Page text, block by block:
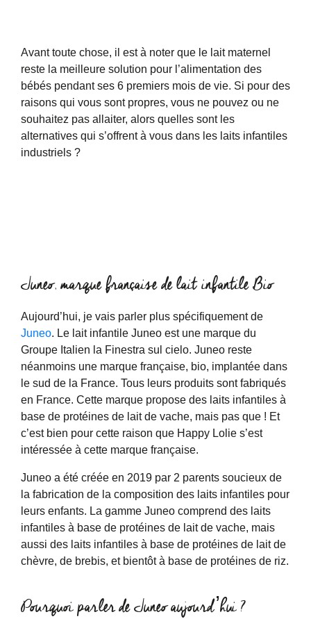
Avant toute chose, il est à noter que le lait maternel
reste la meilleure solution pour l’alimentation des
bébés pendant ses 6 premiers mois de vie. Si pour des
raisons qui vous sont propres, vous ne pouvez ou ne
souhaitez pas allaiter, alors quelles sont les
alternatives qui s’offrent à vous dans les laits infantiles
industriels ?
Juneo, marque française de lait infantile Bio
Aujourd’hui, je vais parler plus spécifiquement de
Juneo. Le lait infantile Juneo est une marque du
Groupe Italien la Finestra sul cielo. Juneo reste
néanmoins une marque française, bio, implantée dans
le sud de la France. Tous leurs produits sont fabriqués
en France. Cette marque propose des laits infantiles à
base de protéines de lait de vache, mais pas que ! Et
c’est bien pour cette raison que Happy Lolie s’est
intéressée à cette marque française.
Juneo a été créée en 2019 par 2 parents soucieux de
la fabrication de la composition des laits infantiles pour
leurs enfants. La gamme Juneo comprend des laits
infantiles à base de protéines de lait de vache, mais
aussi des laits infantiles à base de protéines de lait de
chèvre, de brebis, et bientôt à base de protéines de riz.
Pourquoi parler de Juneo aujourd’hui ?